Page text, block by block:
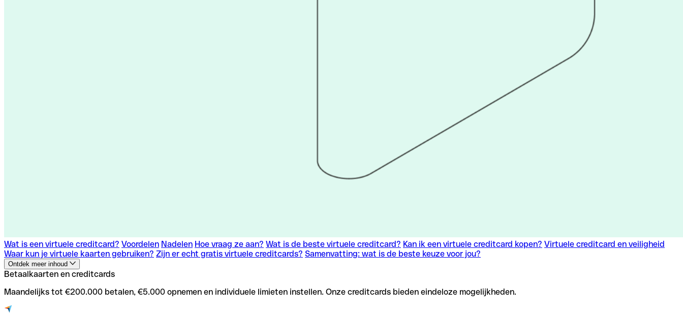
Wat is een virtuele creditcard? Voordelen Nadelen Hoe vraag ze aan? Wat is de beste virtuele creditcard? Kan ik een virtuele creditcard kopen? Virtuele creditcard en veiligheid
Waar kun je virtuele kaarten gebruiken? Zijn er echt gratis virtuele creditcards? Samenvatting: wat is de beste keuze voor jou?
Ontdek meer inhoud
Betaalkaarten en creditcards
Maandelijks tot €200.000 betalen, €5.000 opnemen en individuele limieten instellen. Onze creditcards bieden eindeloze mogelijkheden.